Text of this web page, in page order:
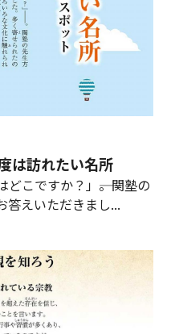
訪れたい名所
こですか？」――。関塾の
答えいただきまし...